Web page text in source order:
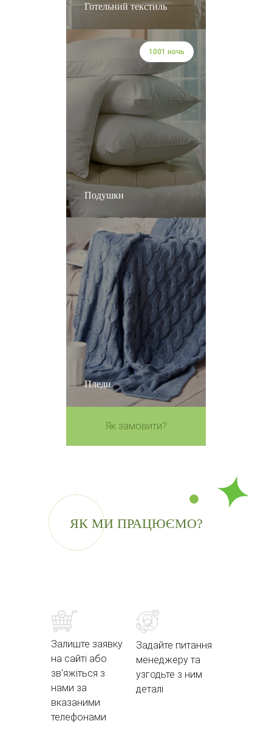
Готельний текстиль
Подушки
1001 ночь
Пледи
Як замовити?
ЯК МИ ПРАЦЮЄМО?
Залиште заявку
на сайті або
зв'яжіться з
нами за
вказаними
телефонами
Задайте питання
менеджеру та
узгодьте з ним
деталі